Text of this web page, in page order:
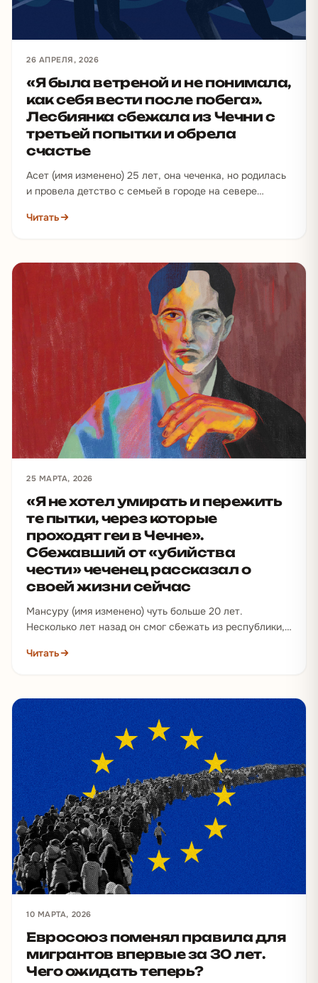
26 АПРЕЛЯ, 2026
«Я была ветреной и не понимала,
как себя вести после побега».
Лесбиянка сбежала из Чечни с
третьей попытки и обрела
счастье
Асет (имя изменено) 25 лет, она чеченка, но родилась
и провела детство с семьей в городе на севере…
Читать
25 МАРТА, 2026
«Я не хотел умирать и пережить
те пытки, через которые
проходят геи в Чечне».
Сбежавший от «убийства
чести» чеченец рассказал о
своей жизни сейчас
Мансуру (имя изменено) чуть больше 20 лет.
Несколько лет назад он смог сбежать из республики,
Читать
10 МАРТА, 2026
Евросоюз поменял правила для
мигрантов впервые за 30 лет.
Чего ожидать теперь?